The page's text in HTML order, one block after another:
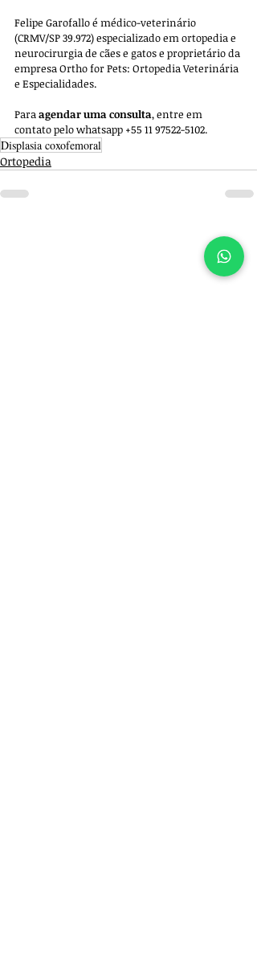
Felipe Garofallo é médico-veterinário
(CRMV/SP 39.972) especializado em ortopedia e
neurocirurgia de cães e gatos e proprietário da
empresa Ortho for Pets: Ortopedia Veterinária
e Especialidades.
Para agendar uma consulta, entre em
contato pelo whatsapp +55 11 97522-5102.
Displasia coxofemoral
Ortopedia